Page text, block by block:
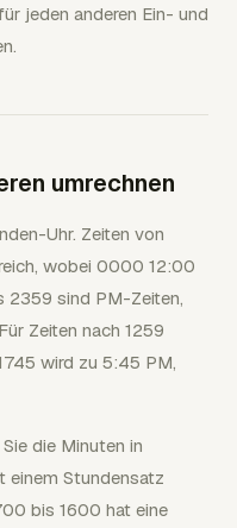
jeden anderen Ein- und
umrechnen
Uhr. Zeiten von
wobei 0000 12:00
2359 sind PM-Zeiten,
Zeiten nach 1259
wird zu 5:45 PM,
die Minuten in
einem Stundensatz
bis 1600 hat eine